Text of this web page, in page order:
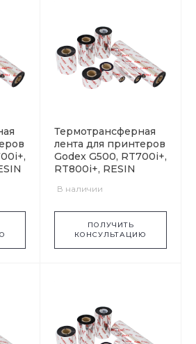
Термотрансферная
лента для принтеров
Godex G500, RT700i+,
RT800i+, RESIN
В наличии
ПОЛУЧИТЬ
КОНСУЛЬТАЦИЮ